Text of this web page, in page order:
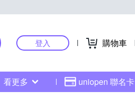
登入 購物車
看更多 uniopen 聯名卡